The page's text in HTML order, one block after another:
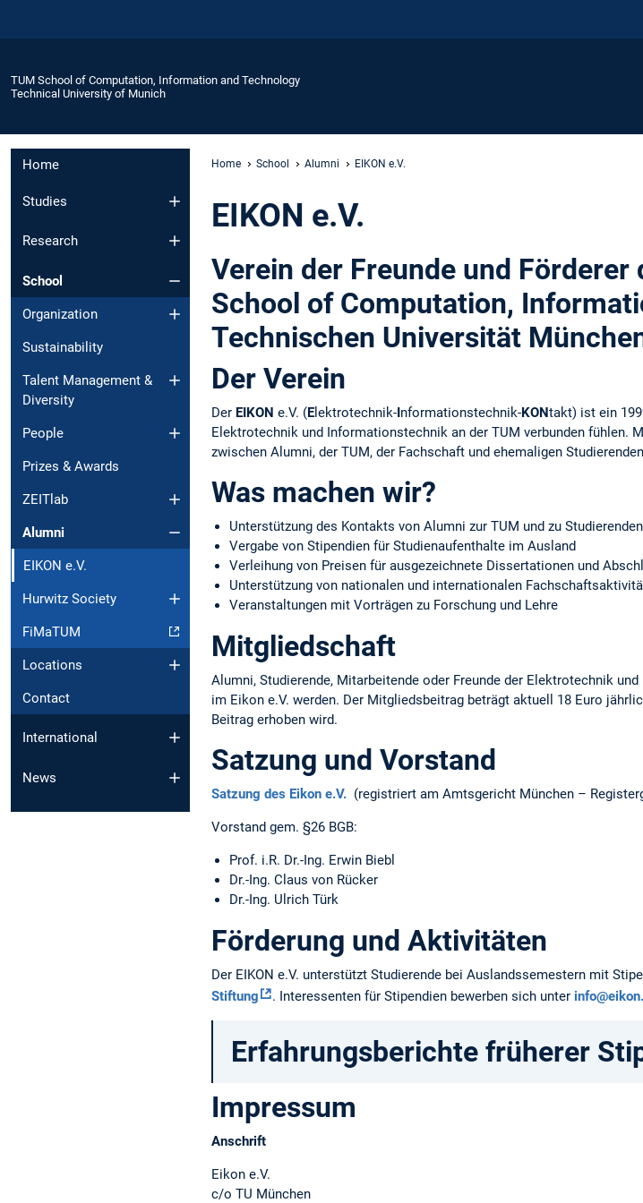
TUM School of Computation, Information and Technology
Technical University of Munich
Home
Studies
Research
School
Organization
Sustainability
Talent Management &
Diversity
People
Prizes & Awards
ZEITlab
Alumni
EIKON e.V.
Hurwitz Society
FiMaTUM
Locations
Contact
International
News
Home School Alumni EIKON e.V.
EIKON e.V.
Verein der Freunde und
School of Computation,
Technischen Universität
Der Verein
Der EIKON e.V. (Elektrotechnik-Informationstechnik-KONtakt) ist ein
Elektrotechnik und Informationstechnik an der TUM verbunden
zwischen Alumni, der TUM, der Fachschaft und ehemaligen
Was machen wir?
Unterstützung des Kontakts von Alumni zur TUM und zu Studierenden
Vergabe von Stipendien für Studienaufenthalte im Ausland
Verleihung von Preisen für ausgezeichnete Dissertationen und
Unterstützung von nationalen und internationalen
Veranstaltungen mit Vorträgen zu Forschung und Lehre
Mitgliedschaft
Alumni, Studierende, Mitarbeitende oder Freunde der Elektrotechnik
im Eikon e.V. werden. Der Mitgliedsbeitrag beträgt aktuell 18 Euro
Beitrag erhoben wird.
Satzung und Vorstand
Satzung des Eikon e.V. (registriert am Amtsgericht München –
Vorstand gem. §26 BGB:
Prof. i.R. Dr.-Ing. Erwin Biebl
Dr.-Ing. Claus von Rücker
Dr.-Ing. Ulrich Türk
Förderung und Aktivitäten
Der EIKON e.V. unterstützt Studierende bei Auslandssemestern mit
Stiftung
. Interessenten für Stipendien bewerben sich unter
Erfahrungsberichte früherer
Impressum
Anschrift
Eikon e.V.
c/o TU München